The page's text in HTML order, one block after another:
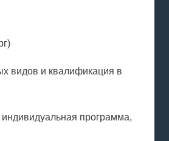
видов и квалификация в
программа,